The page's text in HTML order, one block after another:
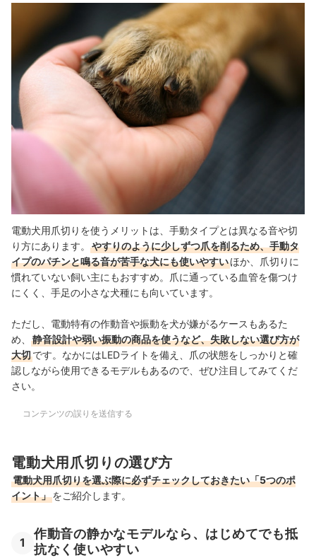
電動犬用爪切りの使い方は？注意点はある？
電動犬用爪切りの売れ筋ランキングもチェック！
電動犬用爪切りを使うメリットは、手動タイプとは異なる音や切
り方にあります。
やすりのように少しずつ爪を削るため、手動タ
イプのパチンと鳴る音が苦手な犬にも使いやすいほか、爪切りに
慣れていない飼い主にもおすすめ。爪に通っている血管を傷つけ
にくく、手足の小さな犬種にも向いています。
ただし、電動特有の作動音や振動を犬が嫌がるケースもあるた
め、
静音設計や弱い振動の商品を使うなど、失敗しない選び方が
大切です。なかにはLEDライトを備え、爪の状態をしっかりと確
認しながら使用できるモデルもあるので、ぜひ注目してみてくだ
さい。
コンテンツの誤りを送信する
電動犬用爪切りの選び方
電動犬用爪切りを選ぶ際に必ずチェックしておきたい「5つのポ
イント」をご紹介します。
1
作動音の静かなモデルなら、はじめてでも抵
抗なく使いやすい